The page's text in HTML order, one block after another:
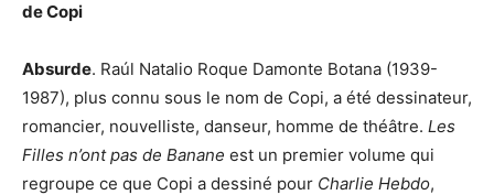
de Copi
Absurde. Raúl Natalio Roque Damonte Botana (1939-
1987), plus connu sous le nom de Copi, a été dessinateur,
romancier, nouvelliste, danseur, homme de théâtre. Les
Filles n’ont pas de Banane est un premier volume qui
regroupe ce que Copi a dessiné pour Charlie Hebdo,